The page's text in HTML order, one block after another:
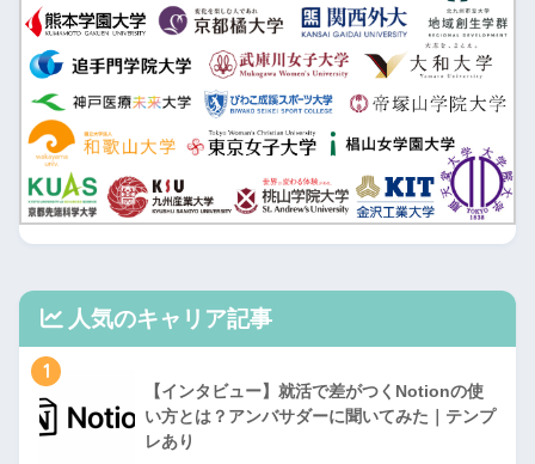
人気のキャリア記事
1
【インタビュー】就活で差がつくNotionの使
い方とは？アンバサダーに聞いてみた｜テンプ
レあり